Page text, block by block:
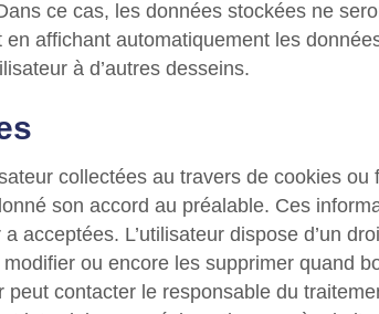
ce cas, les données stockées ne
affichant automatiquement les
à d’autres desseins.
collectées au travers de cookies
son accord au préalable. Ces
acceptées. L’utilisateur dispose d’un
ou encore les supprimer quand
peut contacter le responsable du